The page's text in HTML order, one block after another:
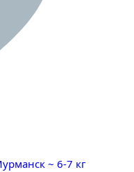
~ 6-7 кг